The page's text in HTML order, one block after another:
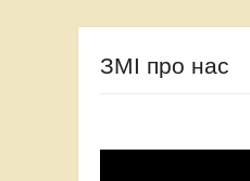
ЗМІ про нас